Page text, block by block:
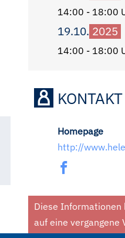
14:00 - 18:00
19.10. 2025
14:00 - 18:00
KONTAKT
Homepage
http://
Diese Informationen
auf eine vergangene